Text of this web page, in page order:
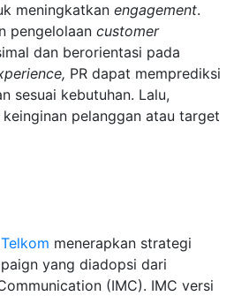
meningkatkan engagement.
pengelolaan customer
dan berorientasi pada
PR dapat memprediksi
sesuai kebutuhan. Lalu,
pelanggan atau target
Telkom menerapkan strategi
yang diadopsi dari
(IMC). IMC versi